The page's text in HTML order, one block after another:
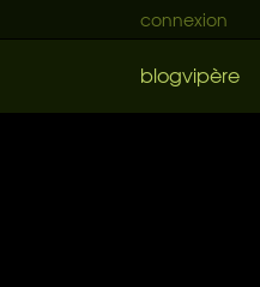
connexion
blogvipère